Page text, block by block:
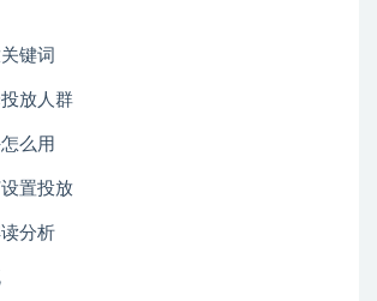
键词
放人群
么用
置投放
分析